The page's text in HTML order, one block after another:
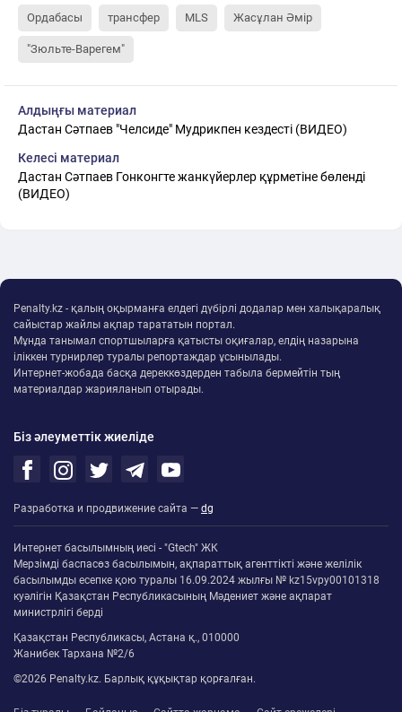
Ордабасы трансфер MLS Жасұлан Әмір
"Зюльте-Варегем"
Алдыңғы материал
Дастан Сәтпаев "Челсиде" Мудрикпен кездесті (ВИДЕО)
Келесі материал
Дастан Сәтпаев Гонконгте жанкүйерлер құрметіне бөленді
(ВИДЕО)
Penalty.kz - қалың оқырманға елдегі дүбірлі додалар мен халықаралық
сайыстар жайлы ақпар тарататын портал.
Мұнда танымал спортшыларға қатысты оқиғалар, елдің назарына
іліккен турнирлер туралы репортаждар ұсынылады.
Интернет-жобада басқа дереккөздерден табыла бермейтін тың
материалдар жарияланып отырады.
Біз әлеуметтік жиеліде
Разработка и продвижение сайта — dg
Интернет басылымның иесі - "Gtech" ЖК
Мерзімді баспасөз басылымын, ақпараттық агенттікті және желілік
басылымды есепке қою туралы 16.09.2024 жылғы № kz15vpy00101318
куәлігін Қазақстан Республикасының Мәдениет және ақпарат
министрлігі берді
Қазақстан Республикасы, Астана қ., 010000
Жанибек Тархана №2/6
©2026 Penalty.kz. Барлық құқықтар қорғалған.